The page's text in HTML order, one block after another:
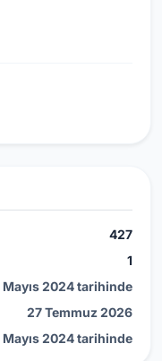
427
1
Mayıs 2024 tarihinde
27 Temmuz 2026
Mayıs 2024 tarihinde